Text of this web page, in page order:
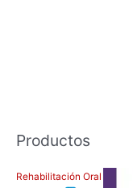
Productos
Rehabilitación Oral